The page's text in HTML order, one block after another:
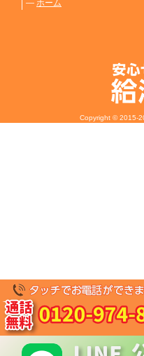
― ホーム
Copyright © 2015-